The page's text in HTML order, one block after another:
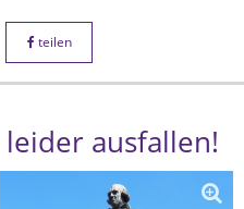
teilen
ausfallen!